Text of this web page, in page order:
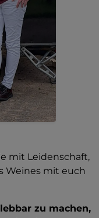
mit Leidenschaft,
Weines mit euch
zu machen,